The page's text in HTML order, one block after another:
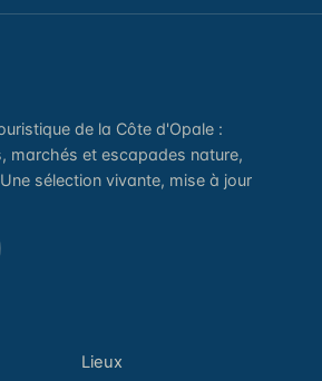
de la Côte d'Opale :
marchés et escapades nature,
sélection vivante, mise à jour
Lieux